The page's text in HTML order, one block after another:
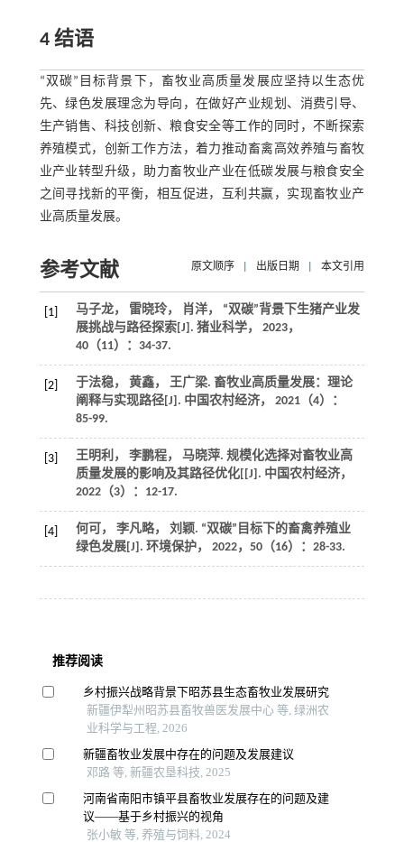
4 结语
“双碳”目标背景下，畜牧业高质量发展应坚持以生态优
先、绿色发展理念为导向，在做好产业规划、消费引导、
生产销售、科技创新、粮食安全等工作的同时，不断探索
养殖模式，创新工作方法，着力推动畜禽高效养殖与畜牧
业产业转型升级，助力畜牧业产业在低碳发展与粮食安全
之间寻找新的平衡，相互促进，互利共赢，实现畜牧业产
业高质量发展。
参考文献 原文顺序 出版日期 本文引用
[1]
马子龙， 雷晓玲， 肖洋， “双碳”背景下生猪产业发
展挑战与路径探索[J]. 猪业科学， 2023，
40（11）：34-37.
[2]
于法稳， 黄鑫， 王广梁. 畜牧业高质量发展：理论
阐释与实现路径[J]. 中国农村经济， 2021（4）：
85-99.
[3]
王明利， 李鹏程， 马晓萍. 规模化选择对畜牧业高
质量发展的影响及其路径优化[[J]. 中国农村经济，
2022（3）：12-17.
[4]
何可， 李凡略， 刘颖. “双碳”目标下的畜禽养殖业
绿色发展[J]. 环境保护， 2022， 50（16）：28-33.